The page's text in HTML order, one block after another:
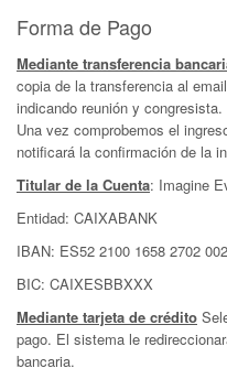
Forma de Pago
Mediante transferencia
copia de la transferencia al
indicando reunión y congresista.
Una vez comprobemos el
notificará la confirmación de la
Titular de la Cuenta: Imagine
Entidad: CAIXABANK
IBAN: ES52 2100 1658 2702
BIC: CAIXESBBXXX
Mediante tarjeta de crédito
pago. El sistema le
bancaria.